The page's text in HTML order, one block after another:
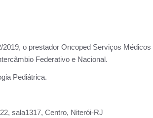
2019, o prestador Oncoped Serviços Médicos
Federativo e Nacional.
Pediátrica.
sala1317, Centro, Niterói-RJ